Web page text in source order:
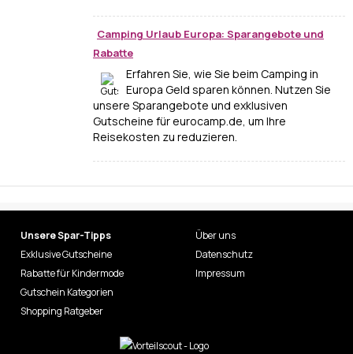
Camping Urlaub Europa: Sparangebote und
Rabatte
Erfahren Sie, wie Sie beim Camping in
Europa Geld sparen können. Nutzen Sie
unsere Sparangebote und exklusiven
Gutscheine für eurocamp.de, um Ihre
Reisekosten zu reduzieren.
Unsere Spar-Tipps
Exklusive Gutscheine
Rabatte für Kindermode
Gutschein Kategorien
Shopping Ratgeber
Über uns
Datenschutz
Impressum